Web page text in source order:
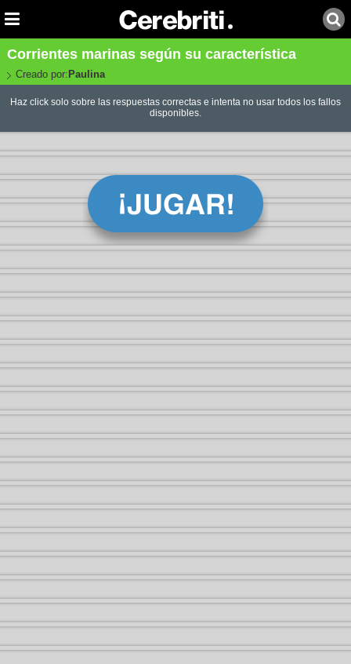
Corrientes marinas según su característica
Creado por: Paulina
Haz click solo sobre las respuestas correctas e intenta no usar todos los fallos
disponibles.